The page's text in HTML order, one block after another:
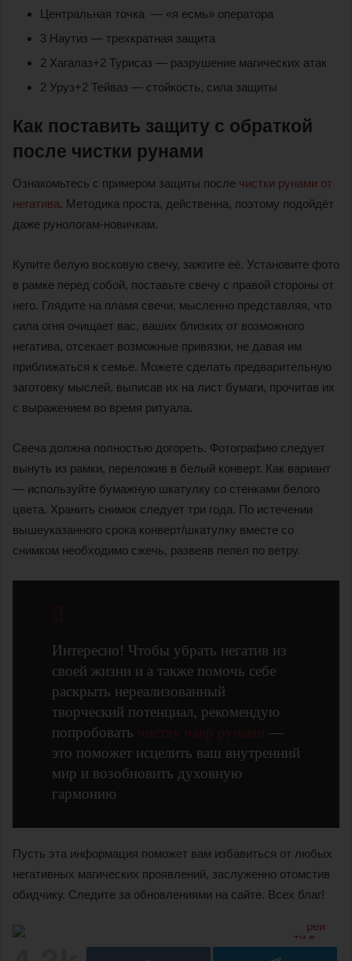
Центральная точка — «я есмь» оператора
3 Наутиз — трехкратная защита
2 Хагалаз+2 Турисаз — разрушение магических атак
2 Уруз+2 Тейваз — стойкость, сила защиты
Как поставить защиту с обраткой
после чистки рунами
Ознакомьтесь с примером защиты после чистки рунами от
негатива. Методика проста, действенна, поэтому подойдёт
даже рунологам-новичкам.
Купите белую восковую свечу, зажгите её. Установите фото
в рамке перед собой, поставьте свечу с правой стороны от
него. Глядите на пламя свечи, мысленно представляя, что
сила огня очищает вас, ваших близких от возможного
негатива, отсекает возможные привязки, не давая им
приближаться к семье. Можете сделать предварительную
заготовку мыслей, выписав их на лист бумаги, прочитав их
с выражением во время ритуала.
Свеча должна полностью догореть. Фотографию следует
вынуть из рамки, переложив в белый конверт. Как вариант
— используйте бумажную шкатулку со стенками белого
цвета. Хранить снимок следует три года. По истечении
вышеуказанного срока конверт/шкатулку вместе со
снимком необходимо сжечь, развеяв пепел по ветру.
Интересно! Чтобы убрать негатив из
своей жизни и а также помочь себе
раскрыть нереализованный
творческий потенциал, рекомендую
попробовать чистку чакр рунами —
это поможет исцелить ваш внутренний
мир и возобновить духовную
гармонию
Пусть эта информация поможет вам избавиться от любых
негативных магических проявлений, заслуженно отомстив
обидчику. Следите за обновлениями на сайте. Всех благ!